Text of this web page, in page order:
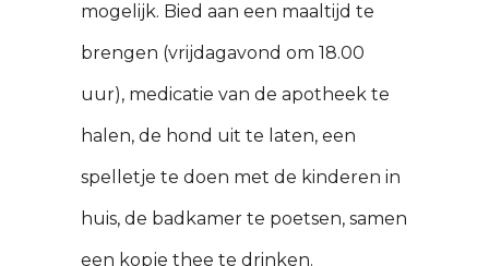
mogelijk. Bied aan een maaltijd te
brengen (vrijdagavond om 18.00
uur), medicatie van de apotheek te
halen, de hond uit te laten, een
spelletje te doen met de kinderen in
huis, de badkamer te poetsen, samen
een kopje thee te drinken.